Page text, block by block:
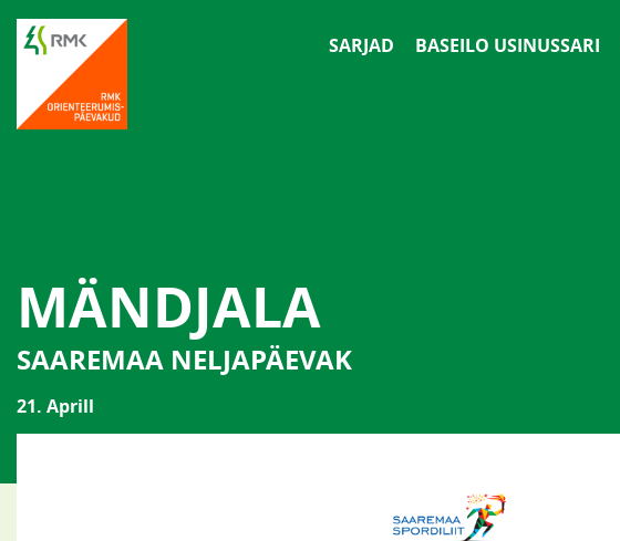
SARJAD BASEILO USINUSSARI
MÄNDJALA
SAAREMAA NELJAPÄEVAK
21. Aprill